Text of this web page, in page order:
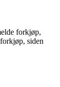
forkjøp,
siden